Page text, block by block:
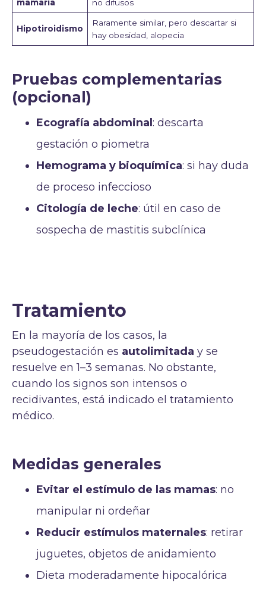
mamaria no difusos
Hipotiroidismo
Raramente similar, pero descartar si
hay obesidad, alopecia
Pruebas complementarias
(opcional)
Ecografía abdominal: descarta
gestación o piometra
Hemograma y bioquímica: si hay duda
de proceso infeccioso
Citología de leche: útil en caso de
sospecha de mastitis subclínica
Tratamiento
En la mayoría de los casos, la
pseudogestación es autolimitada y se
resuelve en 1–3 semanas. No obstante,
cuando los signos son intensos o
recidivantes, está indicado el tratamiento
médico.
Medidas generales
Evitar el estímulo de las mamas: no
manipular ni ordeñar
Reducir estímulos maternales: retirar
juguetes, objetos de anidamiento
Dieta moderadamente hipocalórica